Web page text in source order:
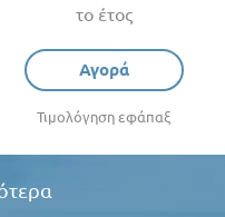
το έτος
Αγορά
Τιμολόγηση εφάπαξ